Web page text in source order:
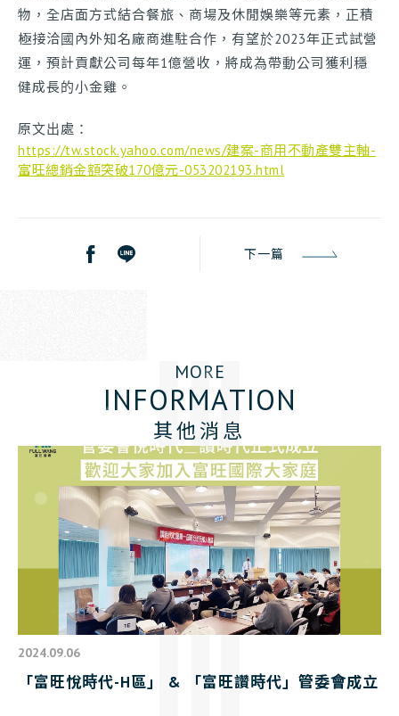
物，全店面方式結合餐旅、商場及休閒娛樂等元素，正積
極接洽國內外知名廠商進駐合作，有望於2023年正式試營
運，預計貢獻公司每年1億營收，將成為帶動公司獲利穩
健成長的小金雞。
原文出處：
https://tw.stock.yahoo.com/news/建案-商用不動產雙主軸-
富旺總銷金額突破170億元-053202193.html
下一篇
MORE
INFORMATION
其他消息
2024.09.06
「富旺悅時代-H區」 & 「富旺讚時代」管委會成立